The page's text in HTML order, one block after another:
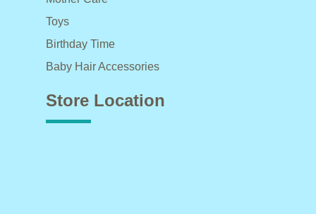
Toys
Birthday Time
Baby Hair Accessories
Store Location